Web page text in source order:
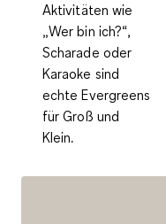
Aktivitäten wie
„Wer bin ich?“,
Scharade oder
Karaoke sind
echte Evergreens
für Groß und
Klein.